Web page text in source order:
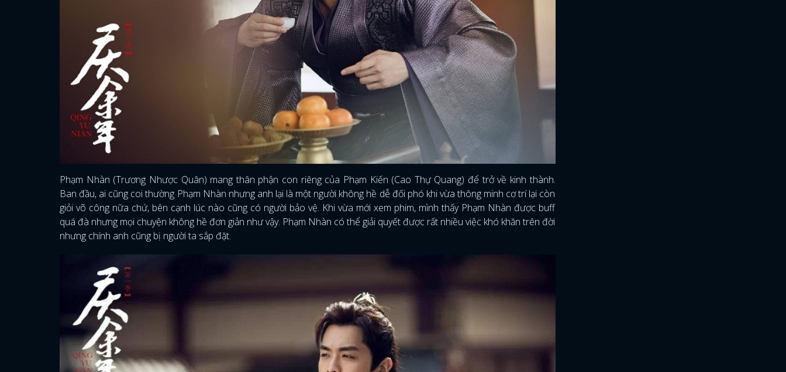
Phạm Nhàn (Trương Nhược Quân) mang thân phận con riêng của Phạm Kiến (Cao Thự Quang) để trở về kinh thành.
Ban đầu, ai cũng coi thường Phạm Nhàn nhưng anh lại là một người không hề dễ đối phó khi vừa thông minh cơ trí lại còn
giỏi võ công nữa chứ, bên cạnh lúc nào cũng có người bảo vệ. Khi vừa mới xem phim, mình thấy Phạm Nhàn được buff
quá đà nhưng mọi chuyện không hề đơn giản như vậy. Phạm Nhàn có thể giải quyết được rất nhiều việc khó khăn trên đời
nhưng chính anh cũng bị người ta sắp đặt.